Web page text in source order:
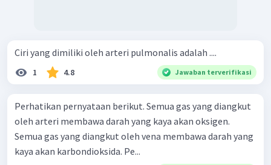
Ciri yang dimiliki oleh arteri pulmonalis adalah ....
1 4.8 Jawaban terverifikasi
Perhatikan pernyataan berikut. Semua gas yang diangkut
oleh arteri membawa darah yang kaya akan oksigen.
Semua gas yang diangkut oleh vena membawa darah yang
kaya akan karbondioksida. Pe...